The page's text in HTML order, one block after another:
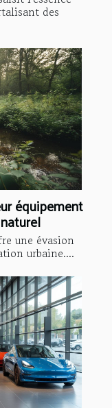
des
équipement
une évasion
urbaine....